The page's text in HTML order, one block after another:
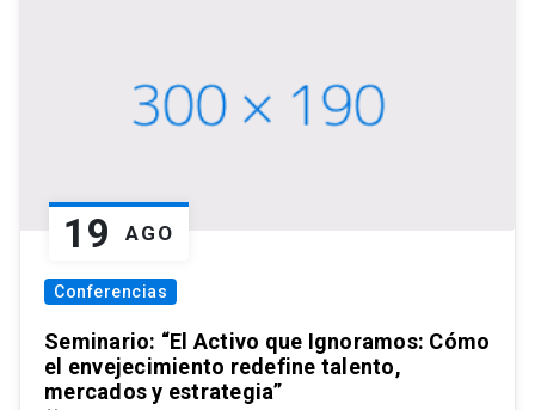
19 AGO
Conferencias
Seminario: “El Activo que Ignoramos: Cómo
el envejecimiento redefine talento,
mercados y estrategia”